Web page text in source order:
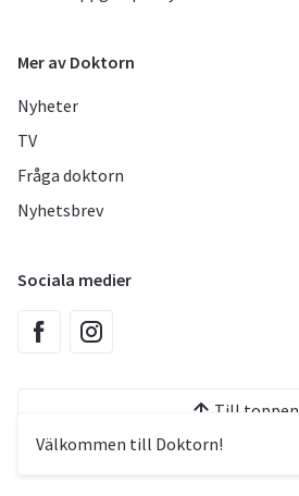
Välkommen till Doktorn!
Mer av Doktorn
Nyheter
TV
Fråga doktorn
Nyhetsbrev
Sociala medier
Till toppen